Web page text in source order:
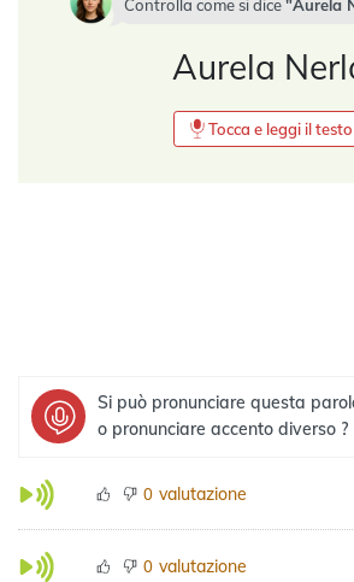
Controlla come si dice Aurela
Aurela
Tocca e leggi il testo
Si può pronunciare questa
o pronunciare accento diverso ?
0 valutazione
0 valutazione